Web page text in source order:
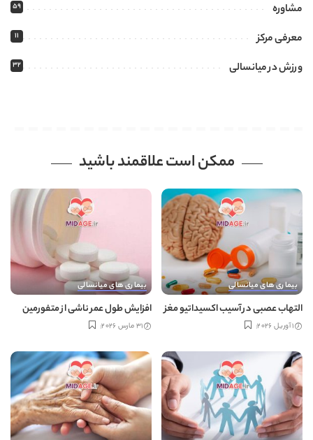
مشاوره 59
معرفی مرکز 11
ورزش در میانسالی 32
ممکن است علاقمند باشید
بیماری های میانسالی
التهاب عصبی در آسیب اکسیداتیو مغز
1 آوریل 2026
بیماری های میانسالی
افزایش طول عمر ناشی از متفورمین
31 مارس 2026